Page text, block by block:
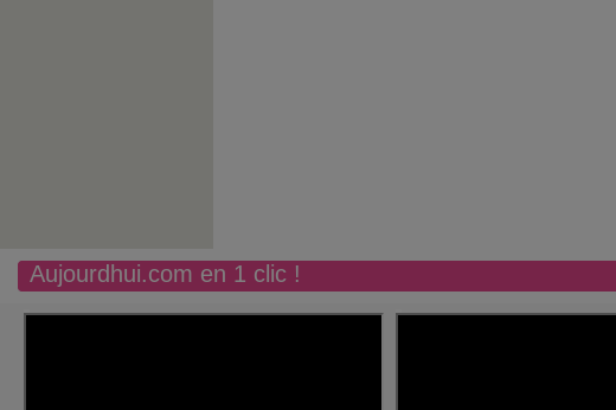
Aujourdhui.com en 1 clic !